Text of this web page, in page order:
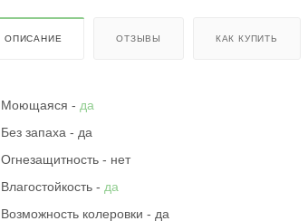
ОПИСАНИЕ ОТЗЫВЫ КАК КУПИТЬ
Моющаяся - да
Без запаха - да
Огнезащитность - нет
Влагостойкость - да
Возможность колеровки - да